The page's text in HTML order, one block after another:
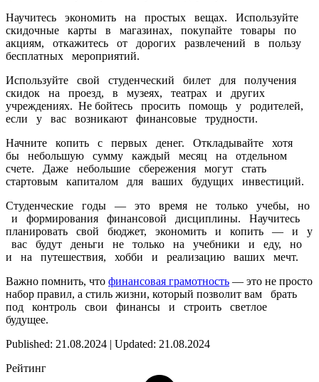
Научитесь экономить на простых вещах. Используйте
скидочные карты в магазинах, покупайте товары по
акциям, откажитесь от дорогих развлечений в пользу
бесплатных мероприятий.
Используйте свой студенческий билет для получения
скидок на проезд, в музеях, театрах и других
учреждениях. Не бойтесь просить помощь у родителей,
если у вас возникают финансовые трудности.
Начните копить с первых денег. Откладывайте хотя
бы небольшую сумму каждый месяц на отдельном
счете. Даже небольшие сбережения могут стать
стартовым капиталом для ваших будущих инвестиций.
Студенческие годы — это время не только учебы, но
и формирования финансовой дисциплины. Научитесь
планировать свой бюджет, экономить и копить — и у
вас будут деньги не только на учебники и еду, но
и на путешествия, хобби и реализацию ваших мечт.
Важно помнить, что финансовая грамотность — это не просто
набор правил, а стиль жизни, который позволит вам брать
под контроль свои финансы и строить светлое
будущее.
Published: 21.08.2024 | Updated: 21.08.2024
Рейтинг